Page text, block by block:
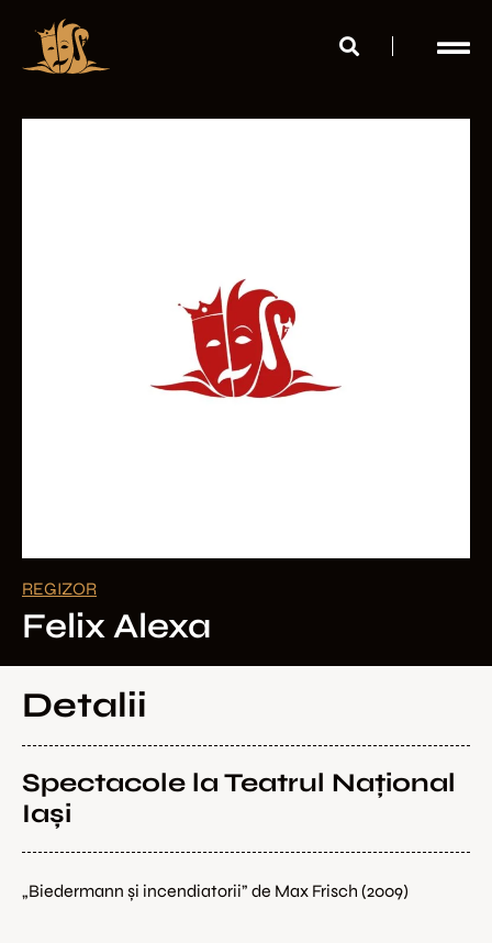
REGIZOR
Felix Alexa
Detalii
Spectacole la Teatrul Național
Iași
„Biedermann și incendiatorii” de Max Frisch (2009)